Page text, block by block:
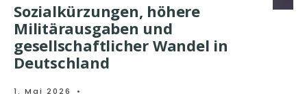
Sozialkürzungen, höhere
Militärausgaben und
gesellschaftlicher Wandel in
Deutschland
1. Mai 2026 •